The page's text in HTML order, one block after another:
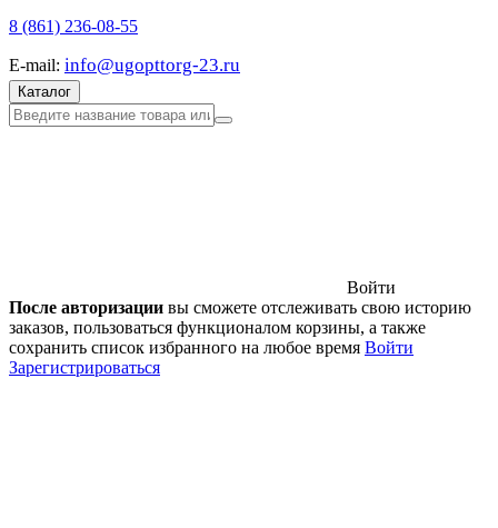
8 (861) 236-08-55
E-mail: info@ugopttorg-23.ru
Каталог
Войти
После авторизации вы сможете отслеживать свою историю
заказов, пользоваться функционалом корзины, а также
сохранить список избранного на любое время Войти
Зарегистрироваться